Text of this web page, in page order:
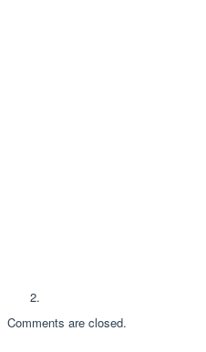
Comments are closed.